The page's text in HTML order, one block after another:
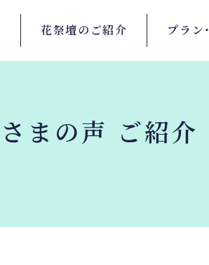
花祭壇の ご紹介 プラン・
まの声 ご紹介